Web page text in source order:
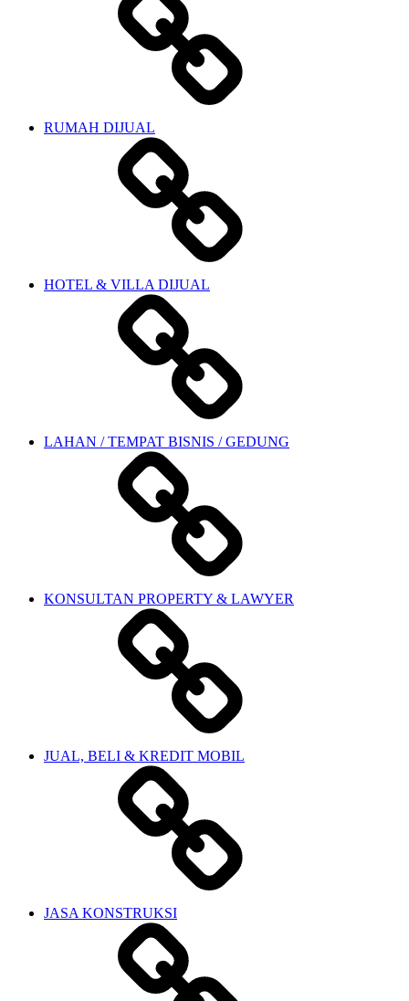
RUMAH DIJUAL
HOTEL & VILLA DIJUAL
LAHAN / TEMPAT BISNIS / GEDUNG
KONSULTAN PROPERTY & LAWYER
JUAL, BELI & KREDIT MOBIL
JASA KONSTRUKSI